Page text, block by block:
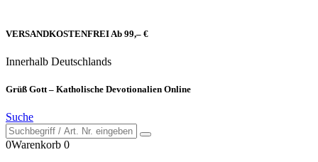
VERSANDKOSTENFREI Ab 99,– €
Innerhalb Deutschlands
Grüß Gott – Katholische Devotionalien Online
Suche
0Warenkorb 0